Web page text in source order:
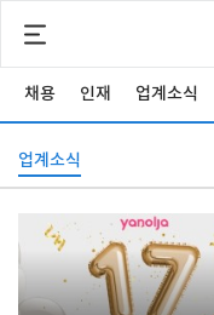
채용 인재 업계소식
업계소식